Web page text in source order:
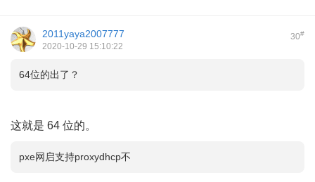
30#
2011yaya2007777
2020-10-29 15:10:22
64位的出了？
这就是 64 位的。
pxe网启支持proxydhcp不